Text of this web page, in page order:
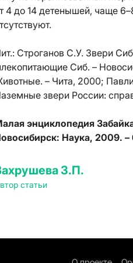
4 до 14 детенышей, чаще
Строганов С.У. Звери
Сиб. –
– Чита, 2000;
звери России:
энциклопедия
Наука, 2009. –
З.П.
статьи